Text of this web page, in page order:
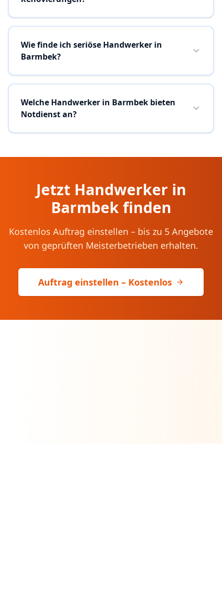
Wie finde ich seriöse Handwerker in
Barmbek?
Welche Handwerker in Barmbek bieten
Notdienst an?
Jetzt Handwerker in
Barmbekfinden
Kostenlos Auftrag einstellen – bis zu 5 Angebote
von geprüften Meisterbetrieben erhalten.
Auftrag einstellen – Kostenlos